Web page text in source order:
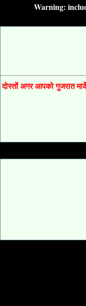
Warning:
दोस्तों अगर आपको गुजरात